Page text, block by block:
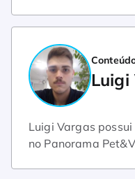
Luigi
Luigi Vargas possui
no Panorama